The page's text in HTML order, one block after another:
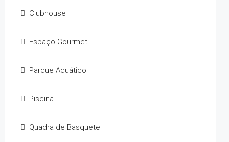
Clubhouse
Espaço Gourmet
Parque Aquático
Piscina
Quadra de Basquete